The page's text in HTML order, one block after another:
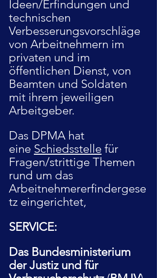
Ideen/Erfindungen und
technischen
Verbesserungsvorschläge
von Arbeitnehmern im
privaten und im
öffentlichen Dienst, von
Beamten und Soldaten
mit ihrem jeweiligen
Arbeitgeber.
Das DPMA hat
eine Schiedsstelle für
Fragen/strittige Themen
rund um das
Arbeitnehmererfindergese
tz eingerichtet,
SERVICE:
Das Bundesministerium
der Justiz und für